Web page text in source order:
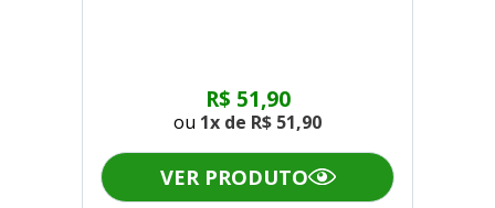
R$ 51,90
ou 1x de R$ 51,90
VER PRODUTO